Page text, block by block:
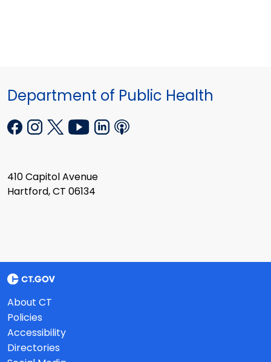
Department of Public Health
410 Capitol Avenue
Hartford, CT 06134
About CT
Policies
Accessibility
Directories